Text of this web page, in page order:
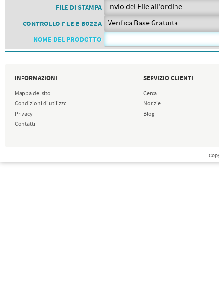
DORSALI TARGHE
GARA
NUMERI DA GARA MTB
FILE DI STAMPA
CONTROLLO FILE E BOZZA
NOME DEL PRODOTTO
INFORMAZIONI
Mappa del sito
Condizioni di utilizzo
Privacy
Contatti
SERVIZIO CLIENTI
Cerca
Notizie
Blog